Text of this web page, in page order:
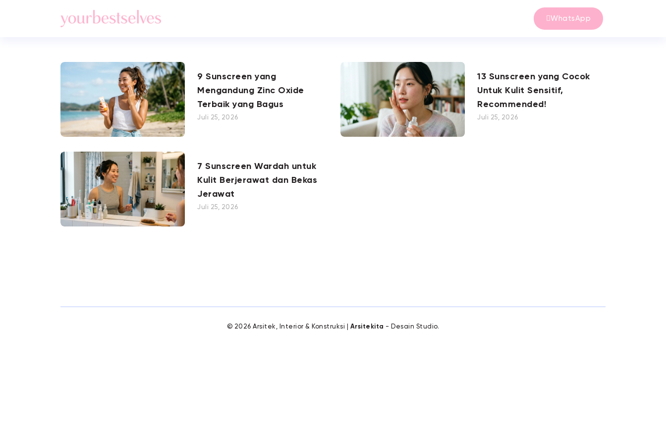
WhatsApp
9 Sunscreen yang
Mengandung Zinc Oxide
Terbaik yang Bagus
Juli 25, 2026
13 Sunscreen yang Cocok
Untuk Kulit Sensitif,
Recommended!
Juli 25, 2026
7 Sunscreen Wardah untuk
Kulit Berjerawat dan Bekas
Jerawat
Juli 25, 2026
© 2026 Arsitek, Interior & Konstruksi | Arsitekita - Desain Studio.